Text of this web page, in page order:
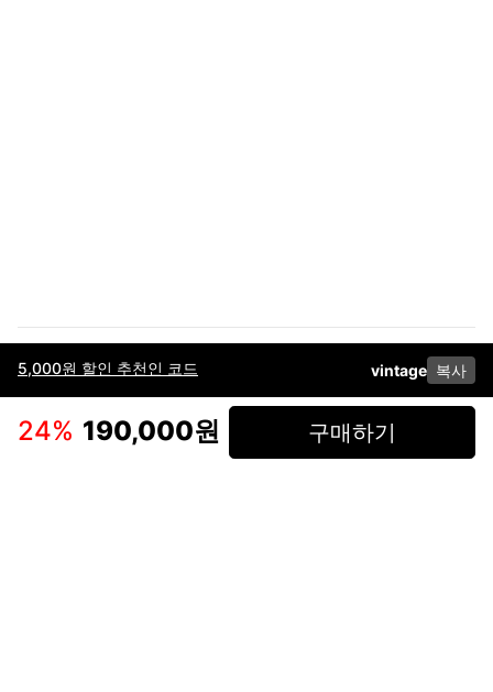
5,000원 할인 추천인 코드 vintage 복사
24% 190,000원 구매하기
이용약관고객센터판매개인정보 처리방침사업자 정보다운로드
인스타그램
페이스북